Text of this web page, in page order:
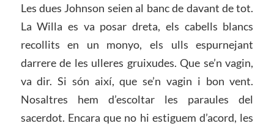
Les dues Johnson seien al banc de davant de tot.
La Willa es va posar dreta, els cabells blancs
recollits en un monyo, els ulls espurnejant
darrere de les ulleres gruixudes. Que se’n vagin,
va dir. Si són així, que se’n vagin i bon vent.
Nosaltres hem d’escoltar les paraules del
sacerdot. Encara que no hi estiguem d’acord, les